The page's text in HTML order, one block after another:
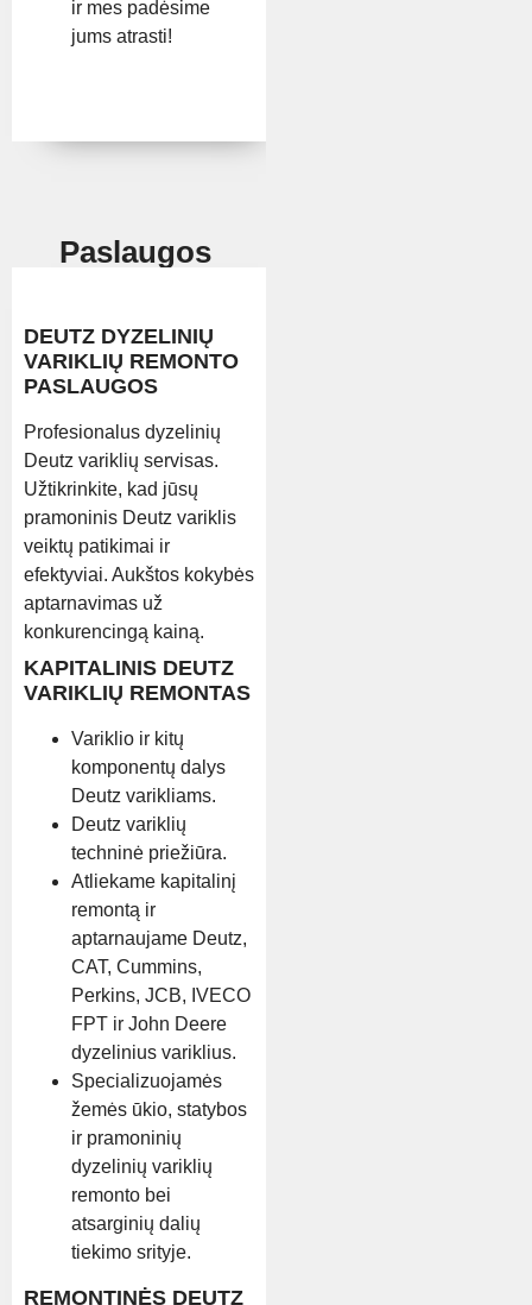
ir mes padėsime
jums atrasti!
Paslaugos
DEUTZ DYZELINIŲ
VARIKLIŲ REMONTO
PASLAUGOS
Profesionalus dyzelinių
Deutz variklių servisas.
Užtikrinkite, kad jūsų
pramoninis Deutz variklis
veiktų patikimai ir
efektyviai. Aukštos kokybės
aptarnavimas už
konkurencingą kainą.
KAPITALINIS DEUTZ
VARIKLIŲ REMONTAS
Variklio ir kitų
komponentų dalys
Deutz varikliams.
Deutz variklių
techninė priežiūra.
Atliekame kapitalinį
remontą ir
aptarnaujame Deutz,
CAT, Cummins,
Perkins, JCB, IVECO
FPT ir John Deere
dyzelinius variklius.
Specializuojamės
žemės ūkio, statybos
ir pramoninių
dyzelinių variklių
remonto bei
atsarginių dalių
tiekimo srityje.
REMONTINĖS DEUTZ